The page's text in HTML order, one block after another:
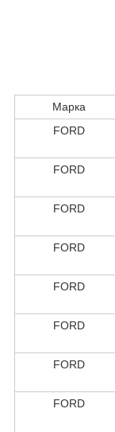
Марка
FORD
FORD
FORD
FORD
FORD
FORD
FORD
FORD